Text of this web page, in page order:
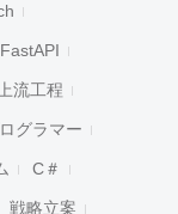
FastAPI
上流工程
グラマー
C＃
戦略立案